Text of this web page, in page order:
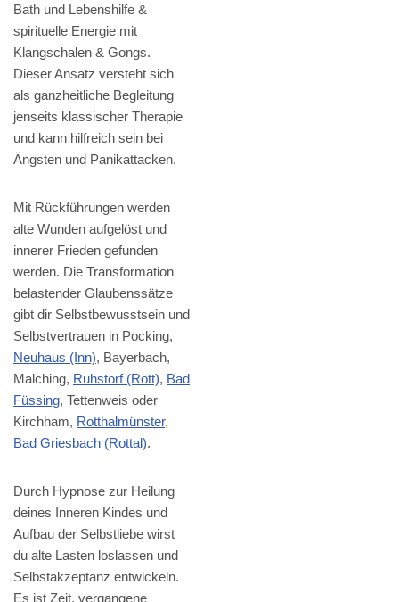
Bath und Lebenshilfe &
spirituelle Energie mit
Klangschalen & Gongs.
Dieser Ansatz versteht sich
als ganzheitliche Begleitung
jenseits klassischer Therapie
und kann hilfreich sein bei
Ängsten und Panikattacken.
Mit Rückführungen werden
alte Wunden aufgelöst und
innerer Frieden gefunden
werden. Die Transformation
belastender Glaubenssätze
gibt dir Selbstbewusstsein und
Selbstvertrauen in Pocking,
Neuhaus (Inn), Bayerbach,
Malching, Ruhstorf (Rott), Bad
Füssing, Tettenweis oder
Kirchham, Rotthalmünster,
Bad Griesbach (Rottal).
Durch Hypnose zur Heilung
deines Inneren Kindes und
Aufbau der Selbstliebe wirst
du alte Lasten loslassen und
Selbstakzeptanz entwickeln.
Es ist Zeit, vergangene